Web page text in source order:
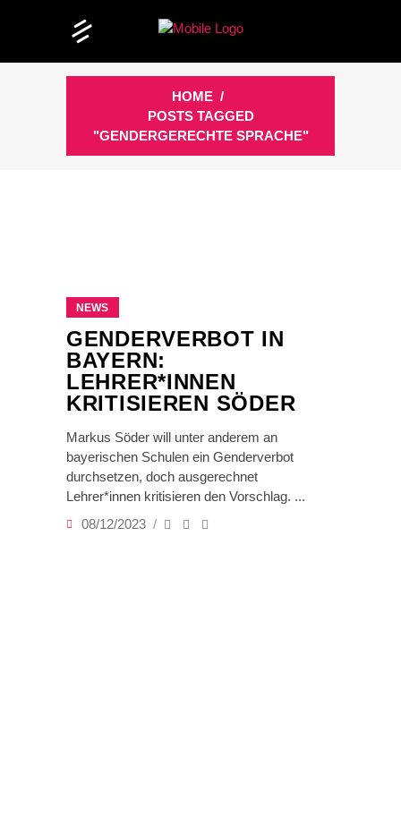
HOME /
POSTS TAGGED
"GENDERGERECHTE SPRACHE"
NEWS
GENDERVERBOT IN
BAYERN:
LEHRER*INNEN
KRITISIEREN SÖDER
Markus Söder will unter anderem an
bayerischen Schulen ein Genderverbot
durchsetzen, doch ausgerechnet
Lehrer*innen kritisieren den Vorschlag.
08/12/2023